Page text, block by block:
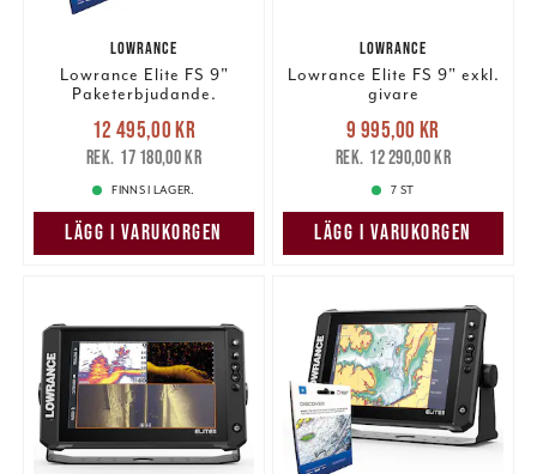
LOWRANCE
Lowrance Elite FS 9"
Paketerbjudande.
Nuvarande pris
12 495,00 krTidigare pris
17 180,00 kr
12 495,00 kr
17 180,00 kr
FINNS I LAGER.
LÄGG I VARUKORGEN
LOWRANCE
Lowrance Elite FS 9" exkl.
givare
Nuvarande pris
9 995,00 krTidigare pris
12 290,00 kr
9 995,00 kr
12 290,00 kr
7 ST
LÄGG I VARUKORGEN